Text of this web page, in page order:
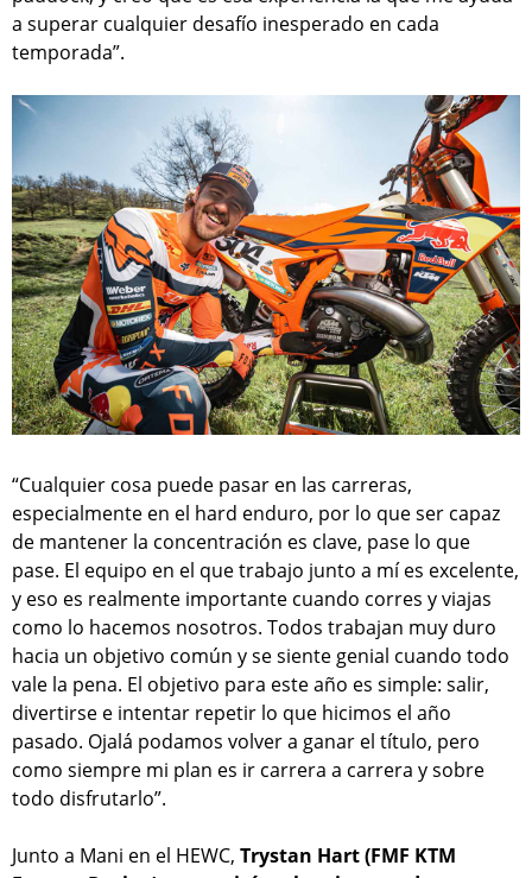
a superar cualquier desafío inesperado en cada
temporada”.
“Cualquier cosa puede pasar en las carreras,
especialmente en el hard enduro, por lo que ser capaz
de mantener la concentración es clave, pase lo que
pase. El equipo en el que trabajo junto a mí es excelente,
y eso es realmente importante cuando corres y viajas
como lo hacemos nosotros. Todos trabajan muy duro
hacia un objetivo común y se siente genial cuando todo
vale la pena. El objetivo para este año es simple: salir,
divertirse e intentar repetir lo que hicimos el año
pasado. Ojalá podamos volver a ganar el título, pero
como siempre mi plan es ir carrera a carrera y sobre
todo disfrutarlo”.
Junto a Mani en el HEWC, Trystan Hart (FMF KTM